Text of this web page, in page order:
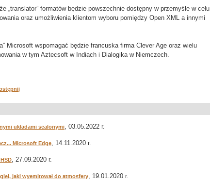
„translator” formatów będzie powszechnie dostępny w przemyśle w celu
oraz umożliwienia klientom wyboru pomiędzy Open XML a innymi
Microsoft wspomagać będzie francuska firma Clever Age oraz wielu
w tym Aztecsoft w Indiach i Dialogika w Niemczech.
układami scalonymi, 03.05.2022 r.
Microsoft Edge, 14.11.2020 r.
, 27.09.2020 r.
jaki wyemitował do atmosfery, 19.01.2020 r.